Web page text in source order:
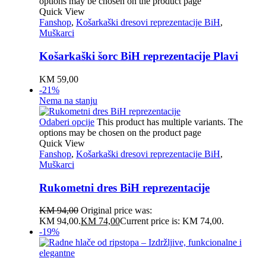
Quick View
Fanshop, Košarkaški dresovi reprezentacije BiH,
Muškarci
Košarkaški šorc BiH reprezentacije Plavi
KM59,00
-21%
Nema na stanju
Odaberi opcije This product has multiple variants. The
options may be chosen on the product page
Quick View
Fanshop, Košarkaški dresovi reprezentacije BiH,
Muškarci
Rukometni dres BiH reprezentacije
KM94,00 Original price was:
KM 94,00.KM74,00Current price is: KM 74,00.
-19%